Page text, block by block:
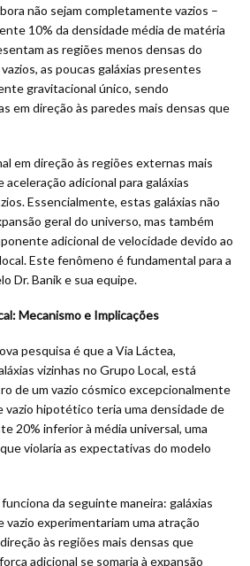
não sejam completamente vazios –
10% da densidade média de matéria
as regiões menos densas do
as poucas galáxias presentes
gravitacional único, sendo
em direção às paredes mais densas que
em direção às regiões externas mais
adicional para galáxias
Essencialmente, estas galáxias não
geral do universo, mas também
adicional de velocidade devido ao
Este fenômeno é fundamental para a
Dr. Banik e sua equipe.
Mecanismo e Implicações
pesquisa é que a Via Láctea,
vizinhas no Grupo Local, está
de um vazio cósmico excepcionalmente
vazio hipotético teria uma densidade de
20% inferior à média universal, uma
violaria as expectativas do modelo
da seguinte maneira: galáxias
experimentariam uma atração
às regiões mais densas que
adicional se somaria à expansão